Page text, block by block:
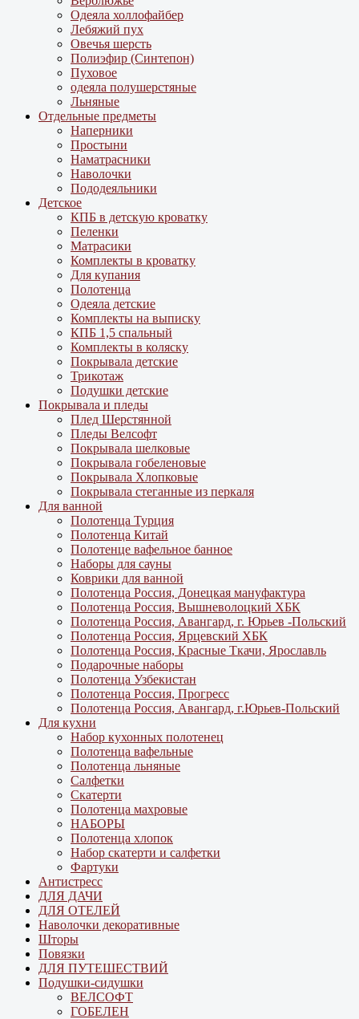
Одеяла холлофайбер
Лебяжий пух
Овечья шерсть
Полиэфир (Синтепон)
Пуховое
одеяла полушерстяные
Льняные
Отдельные предметы
Наперники
Простыни
Наматрасники
Наволочки
Пододеяльники
Детское
КПБ в детскую кроватку
Пеленки
Матрасики
Комплекты в кроватку
Для купания
Полотенца
Одеяла детские
Комплекты на выписку
КПБ 1,5 спальный
Комплекты в коляску
Покрывала детские
Трикотаж
Подушки детские
Покрывала и пледы
Плед Шерстянной
Пледы Велсофт
Покрывала шелковые
Покрывала гобеленовые
Покрывала Хлопковые
Покрывала стеганные из перкаля
Для ванной
Полотенца Турция
Полотенца Китай
Полотенце вафельное банное
Наборы для сауны
Коврики для ванной
Полотенца Россия, Донецкая мануфактура
Полотенца Россия, Вышневолоцкий ХБК
Полотенца Россия, Авангард, г. Юрьев -Польский
Полотенца Россия, Ярцевский ХБК
Полотенца Россия, Красные Ткачи, Ярославль
Подарочные наборы
Полотенца Узбекистан
Полотенца Россия, Прогресс
Полотенца Россия, Авангард, г.Юрьев-Польский
Для кухни
Набор кухонных полотенец
Полотенца вафельные
Полотенца льняные
Салфетки
Скатерти
Полотенца махровые
НАБОРЫ
Полотенца хлопок
Набор скатерти и салфетки
Фартуки
Антистресс
ДЛЯ ДАЧИ
ДЛЯ ОТЕЛЕЙ
Наволочки декоративные
Шторы
Повязки
ДЛЯ ПУТЕШЕСТВИЙ
Подушки-сидушки
ВЕЛСОФТ
ГОБЕЛЕН